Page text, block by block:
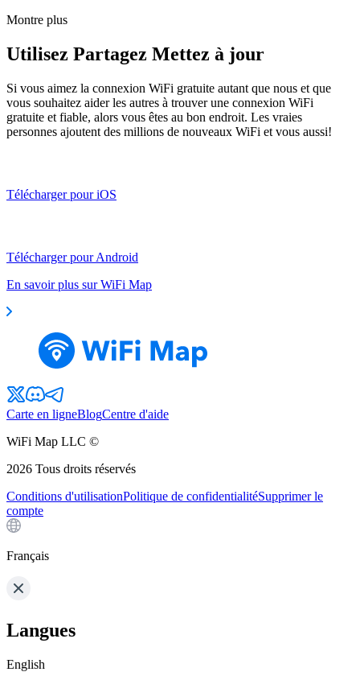
Montre plus
Utilisez Partagez Mettez à jour
Si vous aimez la connexion WiFi gratuite autant que nous et que
vous souhaitez aider les autres à trouver une connexion WiFi
gratuite et fiable, alors vous êtes au bon endroit. Les vraies
personnes ajoutent des millions de nouveaux WiFi et vous aussi!
Télécharger pour iOS
Télécharger pour Android
En savoir plus sur WiFi Map
Carte en ligneBlogCentre d'aide
WiFi Map LLC ©
2026 Tous droits réservés
Conditions d'utilisationPolitique de confidentialitéSupprimer le
compte
Français
Langues
English